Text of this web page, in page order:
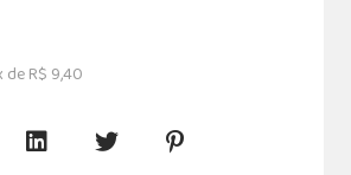
de R$ 9,40